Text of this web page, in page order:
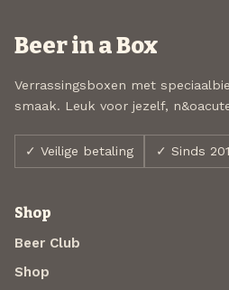
Beer in a Box
Verrassingsboxen met
smaak. Leuk voor jezelf,
✓ Veilige betaling ✓ Sinds
Shop
Beer Club
Shop